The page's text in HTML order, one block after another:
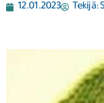
12.01.2023 Tekijä: